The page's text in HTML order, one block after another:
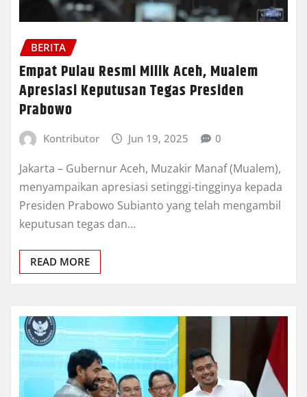
BERITA
Empat Pulau Resmi Milik Aceh, Mualem
Apresiasi Keputusan Tegas Presiden
Prabowo
Kontributor Jun 19, 2025 0
Jakarta – Gubernur Aceh, Muzakir Manaf (Mualem),
menyampaikan apresiasi setinggi-tingginya kepada
Presiden Prabowo Subianto yang telah mengambil
keputusan tegas dan…
READ MORE